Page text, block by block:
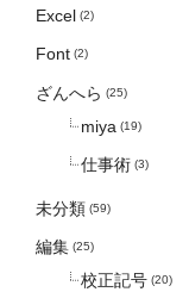
Excel (2)
Font (2)
ざんへら (25)
miya (19)
仕事術 (3)
未分類 (59)
編集 (25)
校正記号 (20)